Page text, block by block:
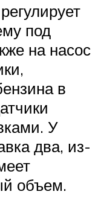
под
на насос
в
У
два, из-
объем.